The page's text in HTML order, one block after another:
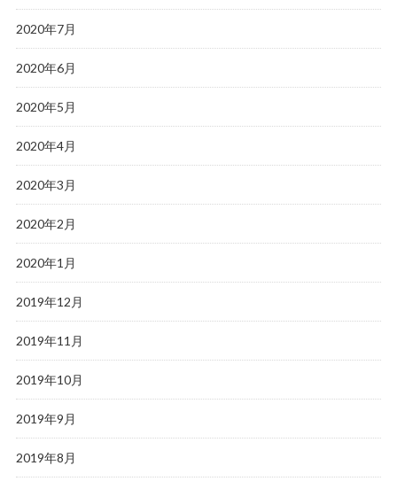
2020年7月
2020年6月
2020年5月
2020年4月
2020年3月
2020年2月
2020年1月
2019年12月
2019年11月
2019年10月
2019年9月
2019年8月